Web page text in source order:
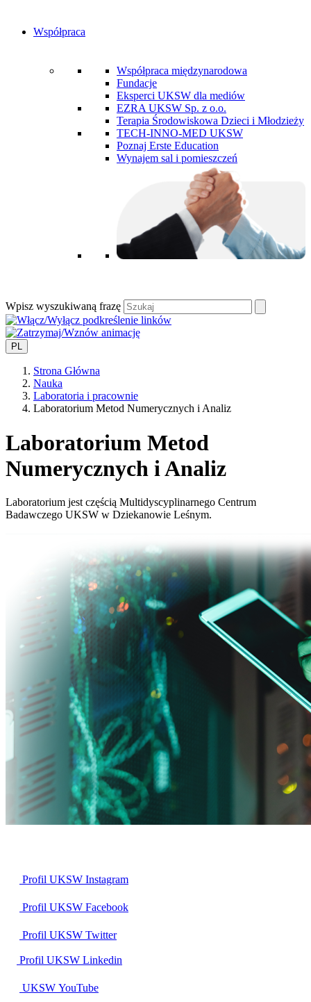
Współpraca
Współpraca międzynarodowa
Fundacje
Eksperci UKSW dla mediów
EZRA UKSW Sp. z o.o.
Terapia Środowiskowa Dzieci i Młodzieży
TECH-INNO-MED UKSW
Poznaj Erste Education
Wynajem sal i pomieszczeń
Wpisz wyszukiwaną frazę
PL
Strona Główna
Nauka
Laboratoria i pracownie
Laboratorium Metod Numerycznych i Analiz
Laboratorium Metod
Numerycznych i Analiz
Laboratorium jest częścią Multidyscyplinarnego Centrum
Badawczego UKSW w Dziekanowie Leśnym.
Profil UKSW Instagram
Profil UKSW Facebook
Profil UKSW Twitter
Profil UKSW Linkedin
UKSW YouTube